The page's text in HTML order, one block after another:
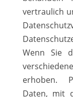
vertraulich
Wenn Sie
erhoben.
Daten, mit